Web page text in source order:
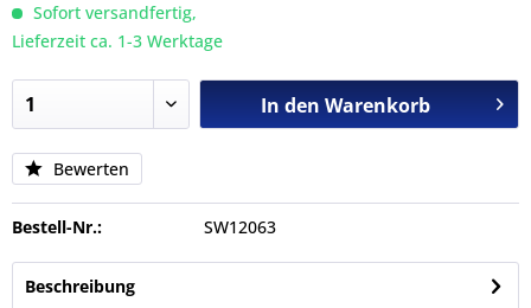
Sofort versandfertig,
Lieferzeit ca. 1-3 Werktage
In den Warenkorb
Bewerten
Bestell-Nr.: SW12063
Beschreibung